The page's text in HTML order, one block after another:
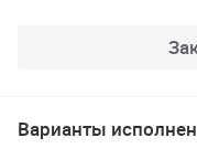
Варианты